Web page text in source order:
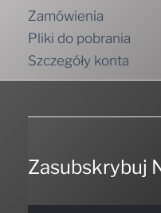
Zamówienia
Pliki do pobrania
Szczegóły konta
Zasubskrybuj